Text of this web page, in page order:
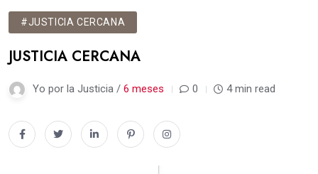
#JUSTICIA CERCANA
JUSTICIA CERCANA
Yo por la Justicia / 6 meses 0 4 min read